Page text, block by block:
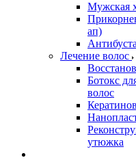
Мужская
ап)
Лечение волос
Бoтокс
волос
утюжка